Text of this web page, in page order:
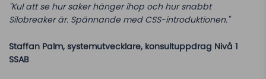
"Kul att se hur saker hänger ihop och hur snabbt
Silobreaker är. Spännande med CSS-introduktionen."
Staffan Palm, systemutvecklare, konsultuppdrag Nivå 1
SSAB